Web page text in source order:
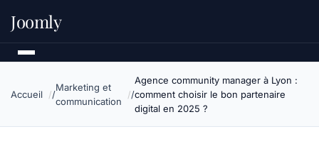
Joomly
Accueil
Marketing et
communication
Agence community manager à Lyon :
comment choisir le bon partenaire
digital en 2025 ?